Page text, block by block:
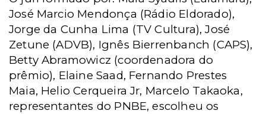
José Marcio Mendonça (Rádio Eldorado),
Jorge da Cunha Lima (TV Cultura), José
Zetune (ADVB), Ignês Bierrenbanch (CAPS),
Betty Abramowicz (coordenadora do
prêmio), Elaine Saad, Fernando Prestes
Maia, Helio Cerqueira Jr, Marcelo Takaoka,
representantes do PNBE, escolheu os